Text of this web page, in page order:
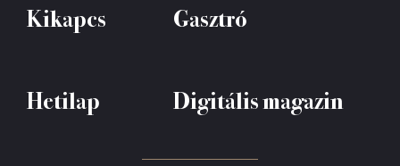
Kikapcs Gasztró
Hetilap Digitális magazin